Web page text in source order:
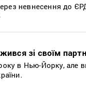
невнесення до
зі своїм
в Нью-Йорку, але